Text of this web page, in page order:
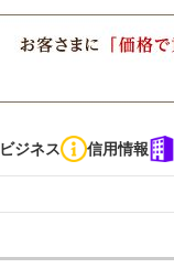
ビジネス 信用情報